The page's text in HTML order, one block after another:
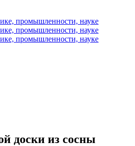
доски из сосны